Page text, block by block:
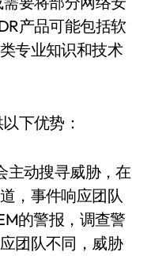
产品可能包括软
专业知识和技术
下优势：
主动搜寻威胁，在
，事件响应团队
的警报，调查警
团队不同，威胁